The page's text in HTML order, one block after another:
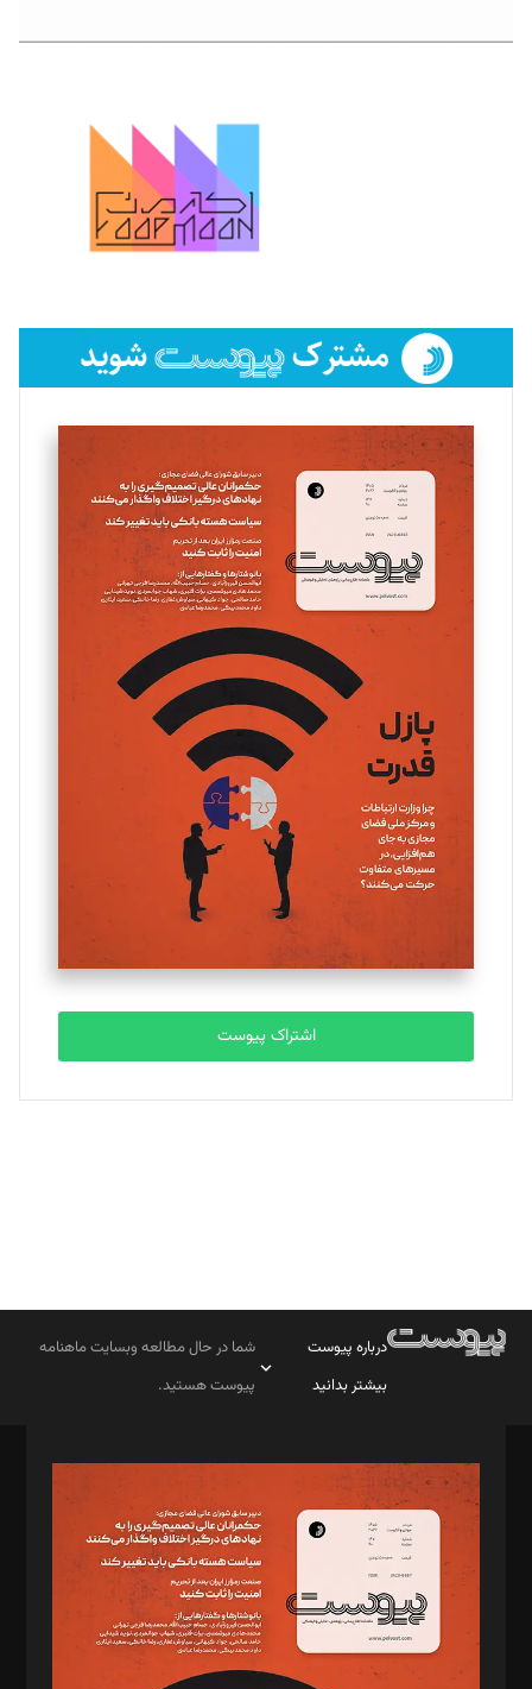
اشتراک پیوست
درباره پیوست
بیشتر بدانید
شما در حال مطالعه وبسایت ماهنامه
پیوست هستید.
مدیر مسئول: محمدباقر اثنی‌عشری
سردبیر: مهرک محمودی
دبیر تحریریه: میثم قاسمی
د‌بیر ناداستان: سمانه سمیع
د‌بیر خدمت و تجارت: ابوالفضل رجبی
د‌بیر حقوق فناوری: حسام‌الدین ایپکچی
د‌بیر پیوست جهان: مینا پاکدل